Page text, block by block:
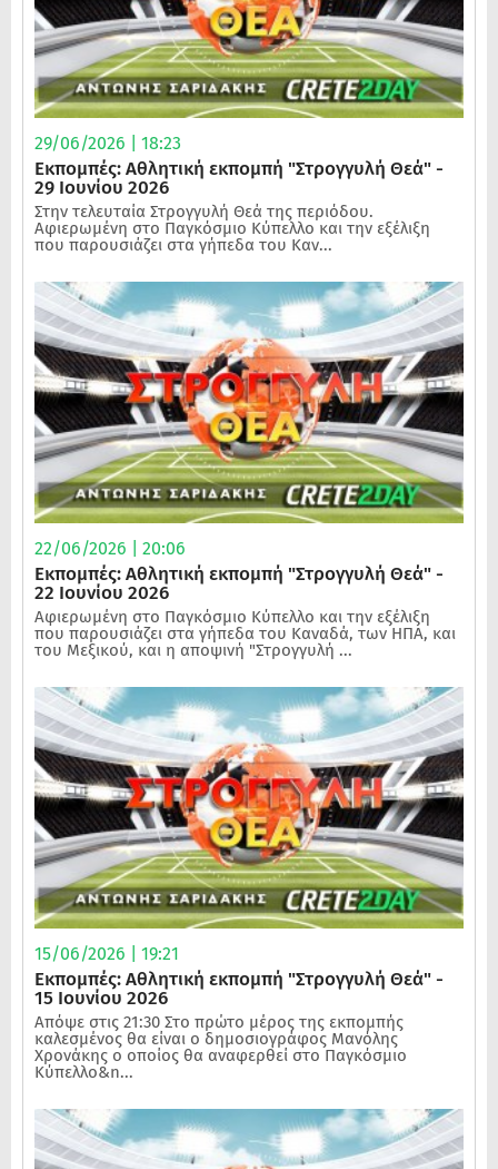
29/06/2026 | 18:23
Εκπομπές: Αθλητική εκπομπή "Στρογγυλή Θεά" -
29 Ιουνίου 2026
Στην τελευταία Στρογγυλή Θεά της περιόδου.
Αφιερωμένη στο Παγκόσμιο Κύπελλο και την εξέλιξη
που παρουσιάζει στα γήπεδα του Καν...
22/06/2026 | 20:06
Εκπομπές: Αθλητική εκπομπή "Στρογγυλή Θεά" -
22 Ιουνίου 2026
Αφιερωμένη στο Παγκόσμιο Κύπελλο και την εξέλιξη
που παρουσιάζει στα γήπεδα του Καναδά, των ΗΠΑ, και
του Μεξικού, και η αποψινή "Στρογγυλή ...
15/06/2026 | 19:21
Εκπομπές: Αθλητική εκπομπή "Στρογγυλή Θεά" -
15 Ιουνίου 2026
Απόψε στις 21:30 Στο πρώτο μέρος της εκπομπής
καλεσμένος θα είναι ο δημοσιογράφος Μανόλης
Χρονάκης ο οποίος θα αναφερθεί στο Παγκόσμιο
Κύπελλο&n...